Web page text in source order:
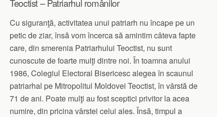
Teoctist – Patriarhul românilor
Cu siguranţă, activitatea unui patriarh nu încape pe un
petic de ziar, însă vom încerca să amintim câteva fapte
care, din smerenia Patriarhului Teoctist, nu sunt
cunoscute de foarte mulţi dintre noi. În toam­na anului
1986, Colegiul Elec­toral Bisericesc alegea în scaunul
patriarhal pe Mitro­politul Moldovei Teoctist, în vârstă de
71 de ani. Poate mulţi au fost sceptici privitor la acea
numire, din pricina vârstei celui ales. Însă, timpul a